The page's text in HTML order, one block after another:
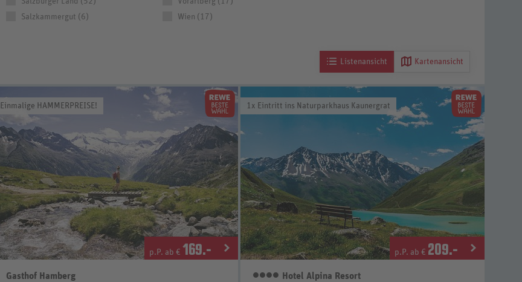
Salzkammergut (6)
Wien (17)
Listenansicht Kartenansicht
Einmalige HAMMERPREISE!
p.P. ab € 169.-
Gasthof Hamberg
1x Eintritt ins Naturparkhaus Kaunergrat
p.P. ab € 209.-
4 Sterne
Hotel Alpina Resort